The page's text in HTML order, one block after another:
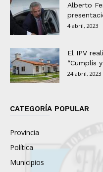
Alberto
4 abril, 2023
El IPV
“Cumplís
24 abril, 2023
CATEGORÍA POPULAR
Provincia
Política
Municipios